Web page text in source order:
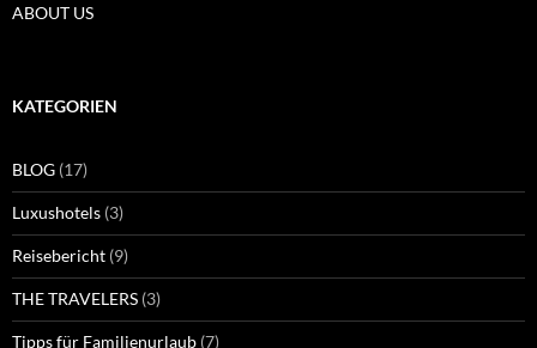
ABOUT US
KATEGORIEN
BLOG (17)
Luxushotels (3)
Reisebericht (9)
THE TRAVELERS (3)
Tipps für Familienurlaub (7)